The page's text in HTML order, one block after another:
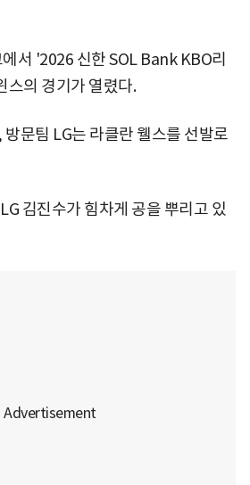
서 '2026 신한 SOL Bank KBO리
스의 경기가 열렸다.
문팀 LG는 라클란 웰스를 선발로
김진수가 힘차게 공을 뿌리고 있